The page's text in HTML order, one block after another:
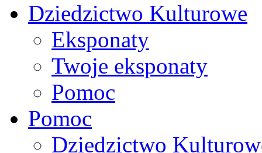
Dziedzictwo Kulturowe
Eksponaty
Twoje eksponaty
Pomoc
Pomoc
Dziedzictwo